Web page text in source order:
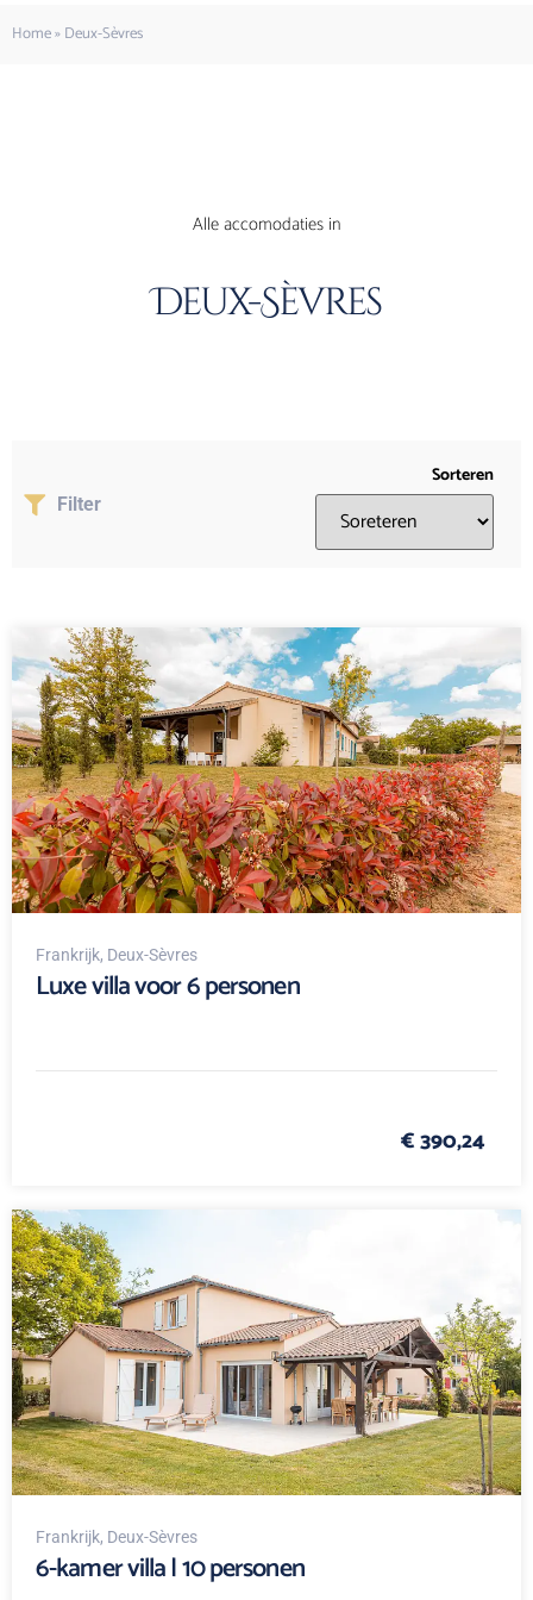
Home»Deux-Sèvres
Alle accomodaties in
Deux-Sèvres
Filter
Sorteren
Frankrijk, Deux-Sèvres
Luxe villa voor 6 personen
€ 390,24
Frankrijk, Deux-Sèvres
6-kamer villa | 10 personen